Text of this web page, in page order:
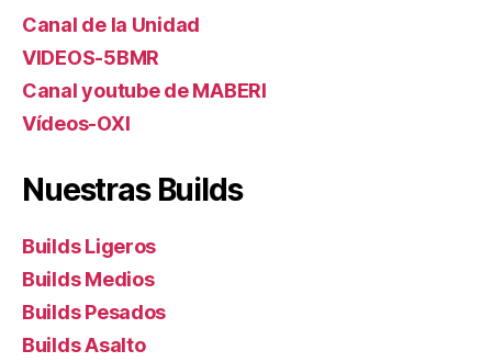
Canal de la Unidad
VIDEOS-5BMR
Canal youtube de MABERI
Vídeos-OXI
Nuestras Builds
Builds Ligeros
Builds Medios
Builds Pesados
Builds Asalto